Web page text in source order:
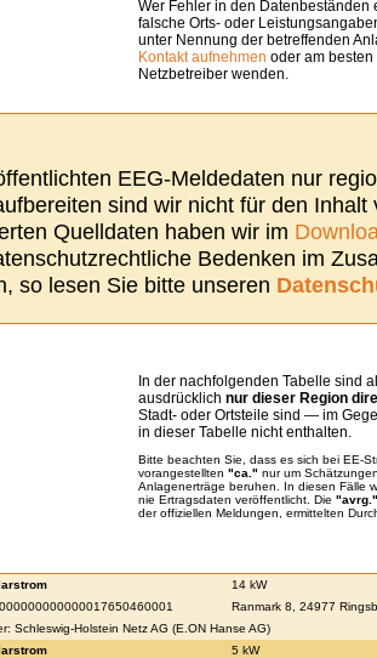
Wer Fehler in den Datenbeständen
falsche Orts- oder
unter Nennung der betreffenden
Kontakt aufnehmen oder am
Netzbetreiber wenden.
EEG-Meldedaten nur
sind wir nicht für den Inhalt
Quelldaten haben wir im
Bedenken im
so lesen Sie bitte unseren
In der nachfolgenden Tabelle sind
ausdrücklich nur dieser Region
Stadt- oder Ortsteile sind — im
in dieser Tabelle nicht enthalten.
Bitte beachten Sie, dass es sich bei EE-
vorangestellten "ca." nur um
Anlagenerträge beruhen. In diesen Fälle
nie Ertragsdaten veröffentlicht. Die "avrg."
der offiziellen Meldungen, ermittelten
14 kW
Ranmark 8, 24977
Schleswig-Holstein Netz AG (E.ON Hanse AG)
5 kW